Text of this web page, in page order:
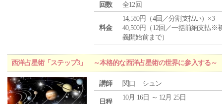
回数
全12回
料金
14,580円（4回／分割支払い）×3
40,500円（12回／一括前納支払※
義開始前まで）
西洋占星術「ステップ3」 ～本格的な西洋占星術の世界に参入する～
講師 関口 シュン
日程
10月 16日 ～ 12月 25日